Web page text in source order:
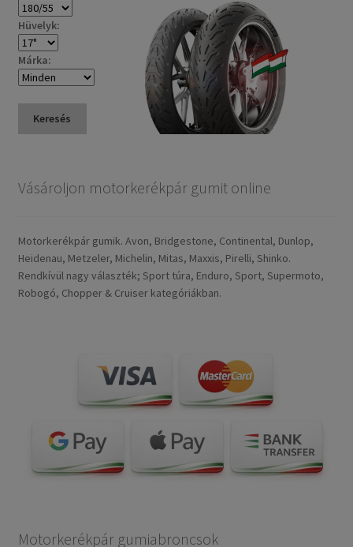
Hüvelyk:
Márka:
Keresés
Vásároljon motorkerékpár gumit online
Motorkerékpár gumik. Avon, Bridgestone, Continental, Dunlop,
Heidenau, Metzeler, Michelin, Mitas, Maxxis, Pirelli, Shinko.
Rendkívül nagy választék; Sport túra, Enduro, Sport, Supermoto,
Robogó, Chopper & Cruiser kategóriákban.
Motorkerékpár gumiabroncsok